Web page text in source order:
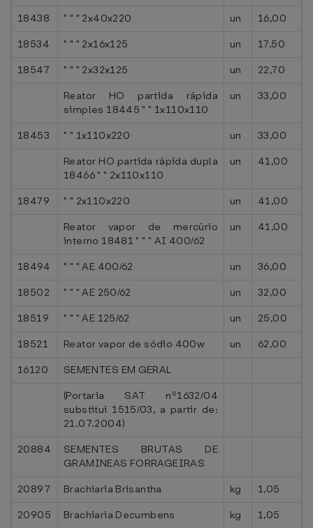
18438
" " " 2x40x220 un
16,00
18534
" " " 2x16x125 un
17,50
18547
" " " 2x32x125 un
22,70
Reator HO partida rápida
simples 18445 " " 1x110x110
un 33,00
18453 " " 1x110x220 un
33,00
Reator HO partida rápida dupla
18466 " " 2x110x110
un 41,00
18479 " " 2x110x220 un
41,00
Reator vapor de mercúrio
interno 18481 " " " AI 400/62
un 41,00
18494 " " " AE 400/62 un
36,00
18502
" " " AE 250/62 un
32,00
18519
" " " AE 125/62 un
25,00
18521
Reator vapor de sódio 400w un
62,00
16120
SEMENTES EM GERAL
(Portaria SAT nº1632/04
substitui 1515/03, a partir de:
21.07.2004)
20884
SEMENTES BRUTAS DE
GRAMINEAS FORRAGEIRAS
20897
Brachiaria Brisantha kg
1,05
20905
Brachiaria Decumbens kg
1,05